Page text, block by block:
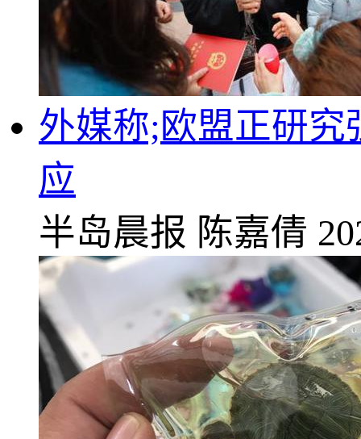
外媒称;欧盟正研
应
半岛晨报 陈嘉倩